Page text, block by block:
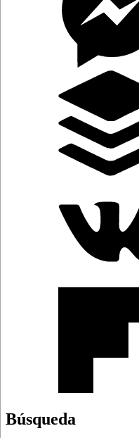
Búsqueda